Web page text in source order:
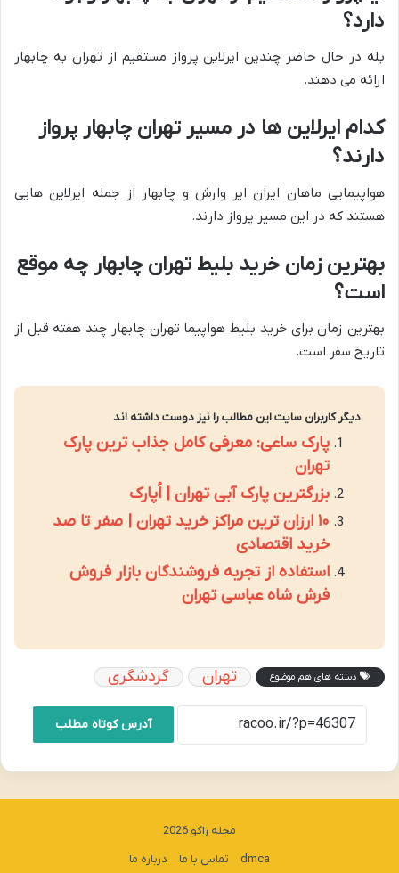
دارد؟
بله در حال حاضر چندین ایرلاین پرواز مستقیم از تهران به چابهار
ارائه می دهند.
کدام ایرلاین ها در مسیر تهران چابهار پرواز
دارند؟
هواپیمایی ماهان ایران ایر وارش و چابهار از جمله ایرلاین هایی
هستند که در این مسیر پرواز دارند.
بهترین زمان خرید بلیط تهران چابهار چه موقع
است؟
بهترین زمان برای خرید بلیط هواپیما تهران چابهار چند هفته قبل از
تاریخ سفر است.
دیگر کاربران سایت این مطالب را نیز دوست داشته اند
پارک ساعی: معرفی کامل جذاب ترین پارک
تهران
بزرگترین پارک آبی تهران | اُپارک
۱۰ ارزان ترین مراکز خرید تهران | صفر تا صد
خرید اقتصادی
استفاده از تجربه فروشندگان بازار فروش
فرش شاه عباسی تهران
دسته های هم موضوع تهران گردشگری
آدرس کوتاه مطلب
مجله راکو 2026
dmca
تماس با ما درباره ما